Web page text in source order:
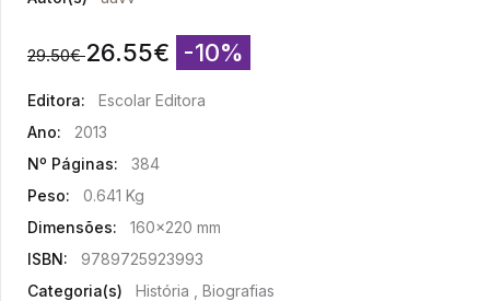
29.50€ 26.55€ -10%
Editora:
Escolar Editora
Ano:
2013
Nº Páginas:
384
Peso:
0.641 Kg
Dimensões:
160x220 mm
ISBN:
9789725923993
Categoria(s)
História , Biografias